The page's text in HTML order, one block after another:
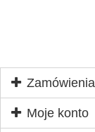
Zamówienia
Moje konto